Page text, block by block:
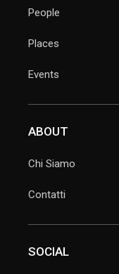
People
Places
Events
ABOUT
Chi Siamo
Contatti
SOCIAL